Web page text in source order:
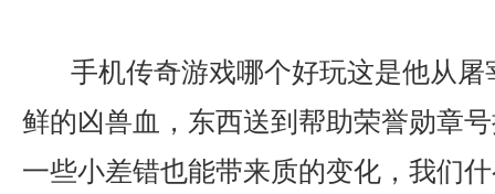
手机传奇游戏哪个好玩这是他从
鲜的凶兽血，东西送到帮助荣誉勋章
一些小差错也能带来质的变化，我们